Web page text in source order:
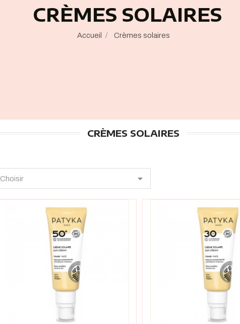
CRÈMES SOLAIRES
Accueil Crèmes solaires
CRÈMES SOLAIRES
Choisir 